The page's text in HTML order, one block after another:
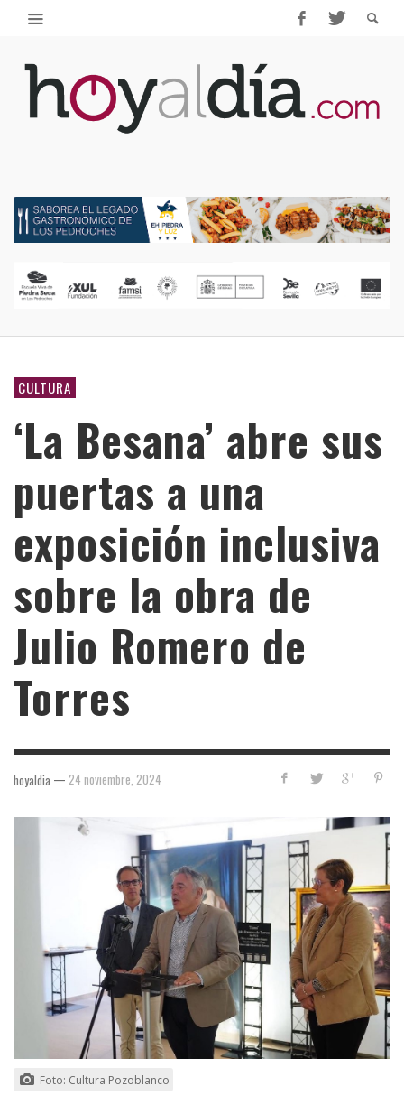
CULTURA
‘La Besana’ abre sus
puertas a una
exposición inclusiva
sobre la obra de
Julio Romero de
Torres
hoyaldia — 24 noviembre, 2024
Foto: Cultura Pozoblanco